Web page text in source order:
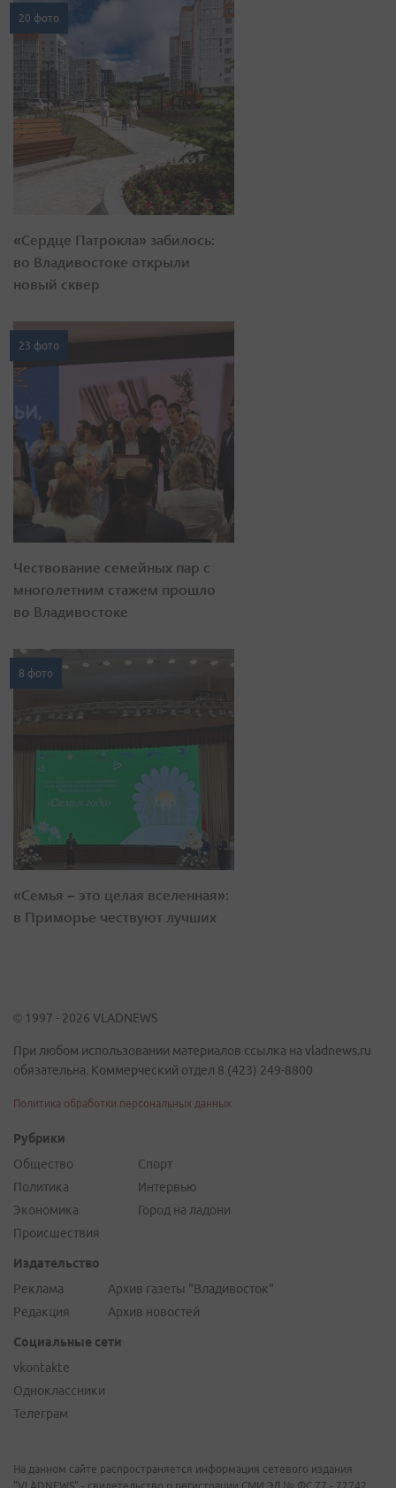
20 фото
«Сердце Патрокла» забилось:
во Владивостоке открыли
новый сквер
23 фото
Чествование семейных пар с
многолетним стажем прошло
во Владивостоке
8 фото
«Семья – это целая вселенная»:
в Приморье чествуют лучших
© 1997 - 2026 VLADNEWS
При любом использовании материалов ссылка на vladnews.ru
обязательна. Коммерческий отдел 8 (423) 249-8800
Политика обработки персональных данных
Рубрики
Общество
Политика
Экономика
Происшествия
Спорт
Интервью
Город на ладони
Издательство
Реклама
Редакция
Архив газеты "Владивосток"
Архив новостей
Социальные сети
vkontakte
Одноклассники
Телеграм
На данном сайте распространяется информация сетевого издания